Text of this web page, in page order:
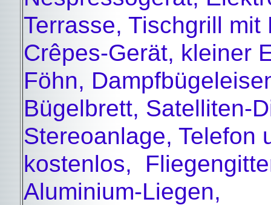
Terrasse, Tischgrill mit
Crêpes-Gerät, kleiner
Föhn,
Bügelbrett, Satelliten-
Stereoanlage, Telefon
kostenlos,
Aluminium-Liegen,